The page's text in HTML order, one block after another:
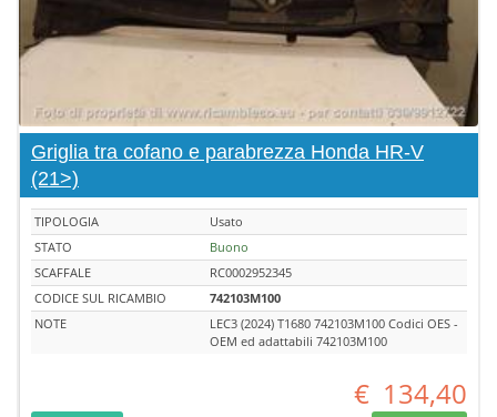
Griglia tra cofano e parabrezza Honda HR-V
(21>)
TIPOLOGIA
Usato
STATO
Buono
SCAFFALE
RC0002952345
CODICE SUL RICAMBIO
742103M100
NOTE
LEC3 (2024) T1680 742103M100 Codici OES -
OEM ed adattabili 742103M100
€ 134,40